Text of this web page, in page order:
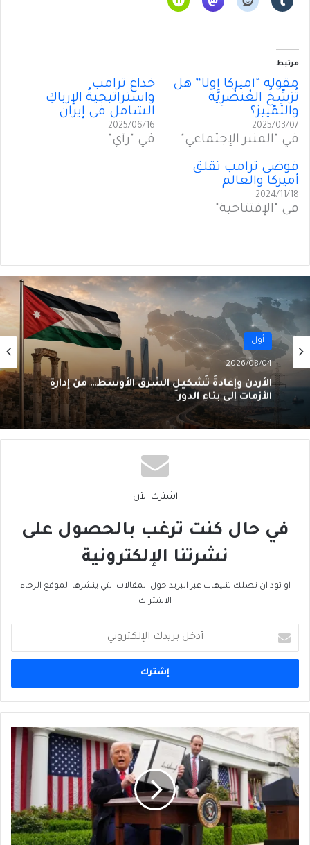
مرتبط
مقولة “أميركا أولًا” هل
تُرَسِّخُ العُنصُرِيَّةَ
والتَمّييز؟
2025/03/07
في "المنبر الإجتماعي"
خداعُ ترامب
واستراتيجيةُ الإرباكِ
الشامل في إيران
2025/06/16
في "رأي"
فوضى ترامب تُقلقُ
أميركا والعالم
2024/11/18
في "الإفتتاحية"
أول
2026/08/04
الأردن وإعادةُ تَشكيلِ الشرق الأوسط… من إدارةِ
الأزمات إلى بناءِ الدور
اشترك الآن
في حال كنت ترغب بالحصول على
نشرتنا الإلكترونية
او تود ان تصلك تنبيهات عبر البريد حول المقالات التي ينشرها الموقع الرجاء
الاشتراك
بريدك
الإلكتروني
نهايةُ
حُلمِ
التجارةِ
الحرّة؟